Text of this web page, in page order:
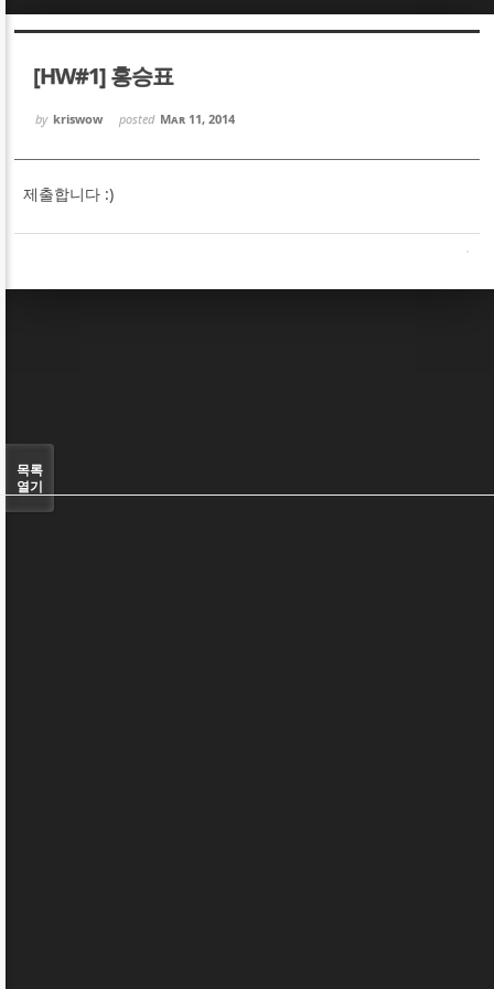
[HW#1] 홍승표
by kriswow posted Mar 11, 2014
제출합니다 :)
목록
열기
Sketchbook5, 스케치북5
Sketchbook5, 스케치북5
Sketchbook5, 스케치북5
Sketchbook5, 스케치북5